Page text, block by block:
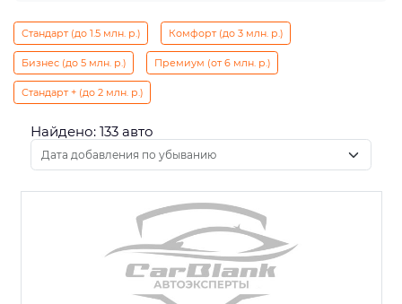
Стандарт (до 1.5 млн. р.) Комфорт (до 3 млн. р.)
Бизнес (до 5 млн. р.) Премиум (от 6 млн. р.)
Стандарт + (до 2 млн. р.)
Найдено: 133 авто